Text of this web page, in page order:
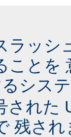
ラッシ
ことを
シス
された
残され